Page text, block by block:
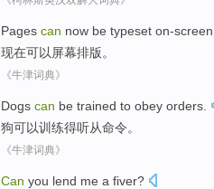
Pages can now be typeset on-screen
现在可以 屏幕排版。
《牛津词典》
Dogs can be trained to obey orders
狗可以训练得听从命令。
《牛津词典》
Can you lend me a fiver?